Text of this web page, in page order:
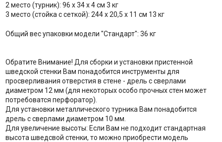
2 место (турник): 96 х 34 х 4 см 3 кг
3 место (стойка с сеткой): 244 х 20,5 х 11 см 13 кг
Общий вес упаковки модели "Стандарт": 36 кг
Обратите Внимание! Для сборки и установки пристенной
шведской стенки Вам понадобится инструменты для
просверливания отверстия в стене - дрель с сверлами
диаметром 12 мм (для некоторых особо прочных стен может
потребоватся перфоратор).
Для установки металлического турника Вам понадобится
дрель с сверлами диаметром 10 мм.
Для увеличение высоты: Если Вам не подходит стандартная
высота шведсвой стенки, то можно приобрести модель